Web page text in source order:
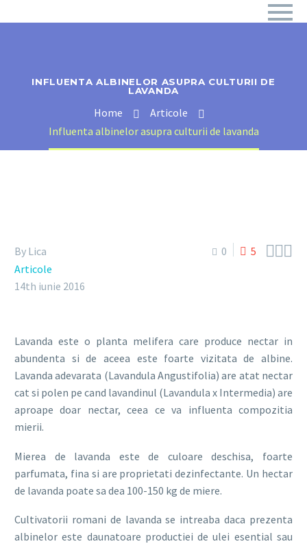
INFLUENTA ALBINELOR ASUPRA CULTURII DE
LAVANDA
Home
Articole
Influenta albinelor asupra culturii de lavanda
0 5 
By Lica
Articole
14th iunie 2016
Lavanda este o planta melifera care produce nectar in
abundenta si de aceea este foarte vizitata de albine.
Lavanda adevarata (Lavandula Angustifolia) are atat nectar
cat si polen pe cand lavandinul (Lavandula x Intermedia) are
aproape doar nectar, ceea ce va influenta compozitia
mierii.
Mierea de lavanda este de culoare deschisa, foarte
parfumata, fina si are proprietati dezinfectante. Un hectar
de lavanda poate sa dea 100-150 kg de miere.
Cultivatorii romani de lavanda se intreaba daca prezenta
albinelor este daunatoare productiei de ulei esential sau